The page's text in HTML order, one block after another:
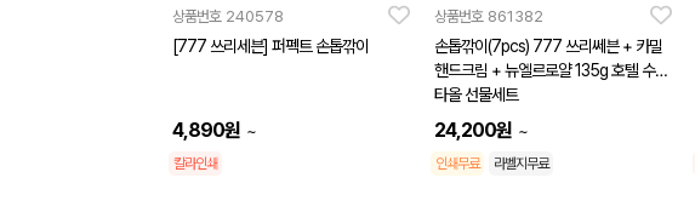
상품번호 240578
[777 쓰리세븐] 퍼펙트 손톱깎이
4,890원 ~
칼라인쇄
상품번호 861382
손톱깎이(7pcs) 777 쓰리쎄븐 + 카밀
핸드크림 + 뉴엘르로얄 135g 호텔 수건
타올 선물세트
24,200원 ~
인쇄무료 라벨지무료